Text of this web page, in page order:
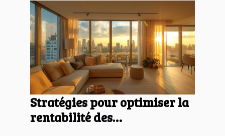
Stratégies pour optimiser la
rentabilité des